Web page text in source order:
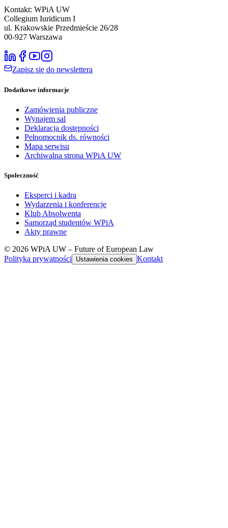
Kontakt: WPiA UW
Collegium Iuridicum I
ul. Krakowskie Przedmieście 26/28
00-927 Warszawa
Zapisz się do newslettera
Dodatkowe informacje
Zamówienia publiczne
Wynajem sal
Deklaracja dostępności
Pełnomocnik ds. równości
Mapa serwisu
Archiwalna strona WPiA UW
Społeczność
Eksperci i kadra
Wydarzenia i konferencje
Klub Absolwenta
Samorząd studentów WPiA
Akty prawne
© 2026 WPiA UW – Future of European Law
Polityka prywatności
Ustawienia cookies Kontakt